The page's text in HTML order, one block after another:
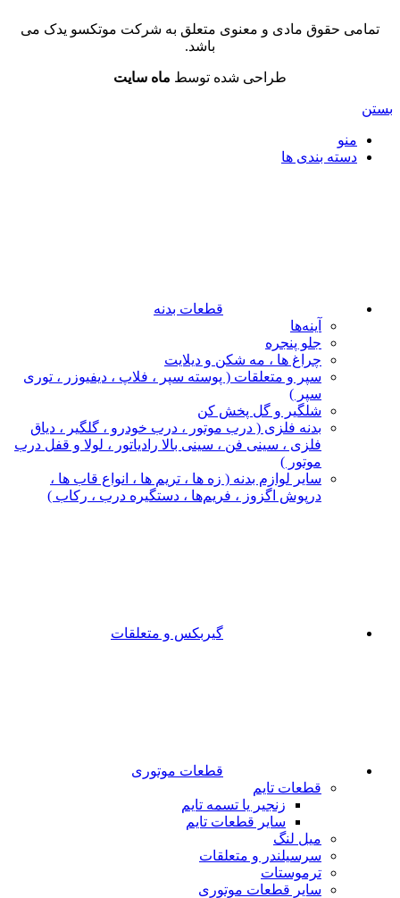
تمامی حقوق مادی و معنوی متعلق به شرکت موتکسو یدک می
باشد.
طراحی شده توسط ماه سایت
بستن
منو
دسته بندی ها
قطعات بدنه
آینه‌ها
جلو پنجره
چراغ‌ ها ، مه‌ شکن و دیلایت
سپر و متعلقات ( پوسته سپر ، فلاپ ، دیفیوزر ، توری
سپر )
شلگیر و گل‌ پخش‌ کن
بدنه فلزی ( درب موتور ، درب خودرو ، گلگیر ، دیاق
فلزی ، سینی فن ، سینی بالا رادیاتور ، لولا و قفل درب
موتور )
سایر لوازم بدنه ( زه ها ، تریم ها ، انواع قاب ها ،
درپوش اگزوز ، فریم‌ها ، دستگیره درب ، رکاب )
گیربکس و متعلقات
قطعات موتوری
قطعات تایم
زنجیر یا تسمه تایم
سایر قطعات تایم
میل لنگ
سرسیلندر و متعلقات
ترموستات
سایر قطعات موتوری